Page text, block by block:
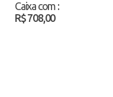
Caixa com :
R$ 708,00